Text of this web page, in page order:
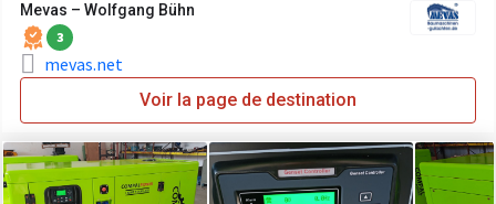
Mevas – Wolfgang Bühn
3
mevas.net
Voir la page de destination